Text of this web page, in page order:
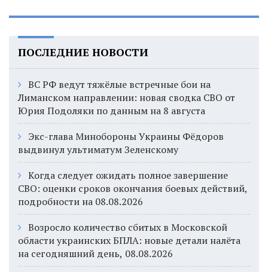
ПОСЛЕДНИЕ НОВОСТИ
ВС РФ ведут тяжёлые встречные бои на
Лиманском направлении: новая сводка СВО от
Юрия Подоляки по данным на 8 августа
Экс-глава Минобороны Украины Фёдоров
выдвинул ультиматум Зеленскому
Когда следует ожидать полное завершение
СВО: оценки сроков окончания боевых действий,
подробности на 08.08.2026
Возросло количество сбитых в Московской
области украинских БПЛА: новые детали налёта
на сегодняшний день, 08.08.2026